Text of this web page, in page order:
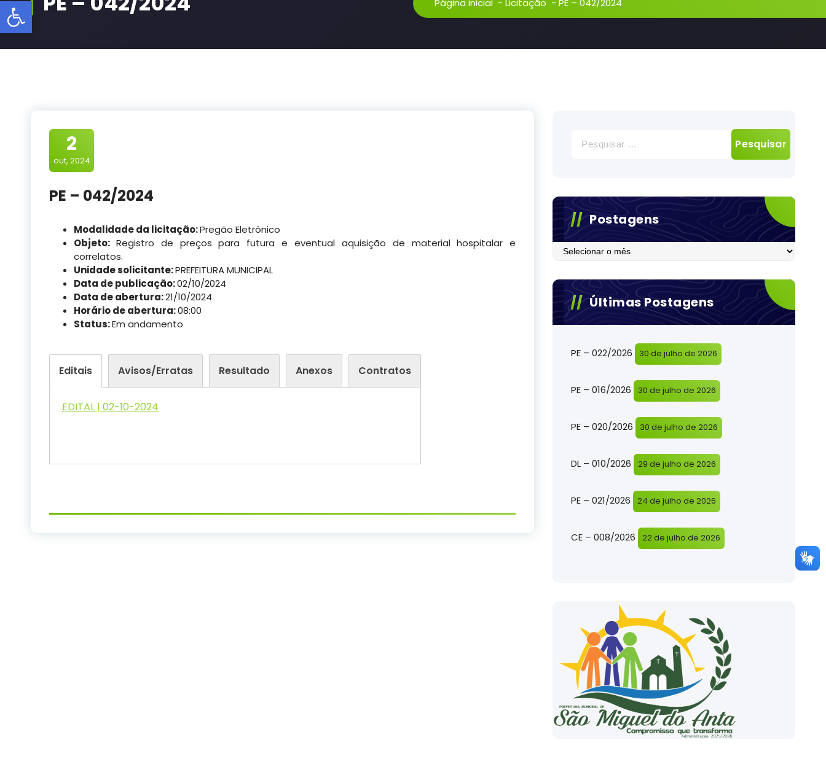
Barra de Ferramentas Aberta Página inicial - Licitação - PE – 042/2024
2
out, 2024
PE – 042/2024
Modalidade da licitação:Pregão Eletrônico
Objeto: Registro de preços para futura e eventual aquisição de material hospitalar e
correlatos.
Unidade solicitante:PREFEITURA MUNICIPAL
Data de publicação:02/10/2024
Data de abertura:21/10/2024
Horário de abertura:08:00
Status:Em andamento
Editais Avisos/Erratas Resultado Anexos Contratos
EDITAL | 02-10-2024
por:
Postagens
Postagens
Últimas Postagens
PE – 022/2026 30 de julho de 2026
PE – 016/2026 30 de julho de 2026
PE – 020/2026 30 de julho de 2026
DL – 010/2026 29 de julho de 2026
PE – 021/2026 24 de julho de 2026
CE – 008/2026 22 de julho de 2026